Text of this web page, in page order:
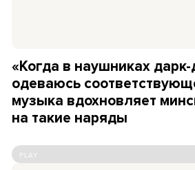
«Когда в наушниках дарк-
одеваюсь
музыка вдохновляет
на такие наряды
PLAY